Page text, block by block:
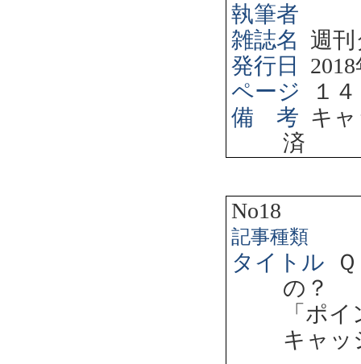
執筆者
雑誌名
週
発行日
2018
ページ
１４
備 考 キ
済
No18
記事種類
タイトル
の？
「ポ
キャッ